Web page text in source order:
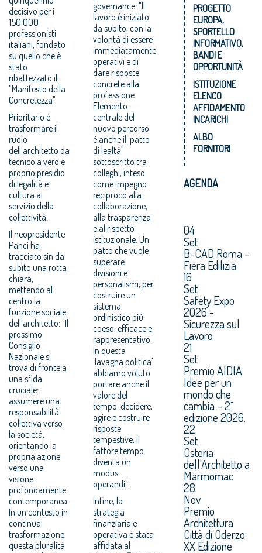
decisivo per i
150.000
professionisti
italiani, fondato
su quello che è
stato
ribattezzato il
"Manifesto della
Concretezza".
Prioritario è
trasformare il
ruolo
dell'architetto da
tecnico a vero e
proprio presidio
di legalità e
cultura al
servizio della
collettività.
Il neopresidente
Panci ha
tracciato sin da
subito una rotta
chiara,
mettendo al
centro la
funzione sociale
dell'architetto: "Il
prossimo
Consiglio
Nazionale si
trova di fronte a
una sfida
cruciale:
assumere una
responsabilità
collettiva verso
la società,
orientando la
propria azione
verso una
visione
profondamente
contemporanea.
In un contesto in
continua
trasformazione,
questa pluralità
governance: "Il
lavoro è iniziato
da subito, con la
volontà di essere
immediatamente
operativi e di
dare risposte
concrete alla
professione.
Elemento
centrale del
nuovo percorso
è anche il 'patto
di lealtà'
sottoscritto tra
colleghi, inteso
come impegno
reciproco alla
collaborazione,
alla trasparenza
e al rispetto
istituzionale. Un
patto che vuole
superare
divisioni e
personalismi, per
costruire un
sistema
ordinistico più
coeso, efficace e
rappresentativo.
In questa
'lavagna politica'
abbiamo voluto
portare anche il
valore del
tempo: decidere,
agire e costruire
risposte
tempestive. Il
fattore tempo
diventa un
modus
operandi".
Infine, la
strategia
finanziaria e
operativa è stata
affidata al
PROGETTO
EUROPA,
SPORTELLO
INFORMATIVO,
BANDI E
OPPORTUNITÀ
ISTITUZIONE
ELENCO
AFFIDAMENTO
INCARICHI
ALBO
FORNITORI
AGENDA
04
Set
B-CAD Roma –
Fiera Edilizia
16
Set
Safety Expo
2026 -
Sicurezza sul
Lavoro
21
Set
Premio AIDIA
Idee per un
mondo che
cambia – 2^
edizione 2026.
22
Set
Osteria
dell'Architetto a
Marmomac
28
Nov
Premio
Architettura
Città di Oderzo
XX Edizione